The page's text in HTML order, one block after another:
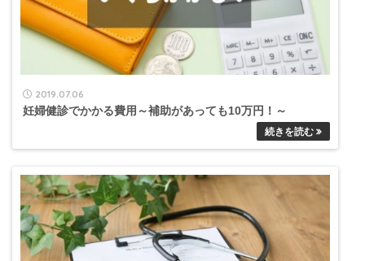
2019.07.06
妊婦健診でかかる費用～補助があっても10万円！～